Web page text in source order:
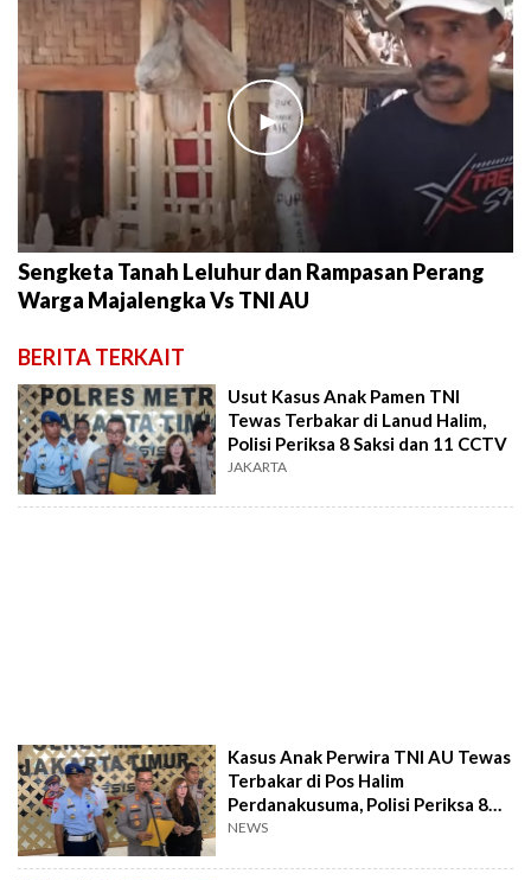
►
Sengketa Tanah Leluhur dan Rampasan Perang
Warga Majalengka Vs TNI AU
BERITA TERKAIT
Usut Kasus Anak Pamen TNI
Tewas Terbakar di Lanud Halim,
Polisi Periksa 8 Saksi dan 11 CCTV
JAKARTA
Kasus Anak Perwira TNI AU Tewas
Terbakar di Pos Halim
Perdanakusuma, Polisi Periksa 8
Saksi
NEWS